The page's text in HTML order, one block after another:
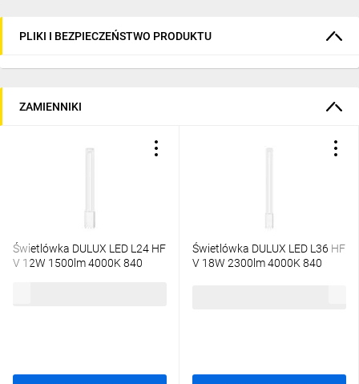
PLIKI I BEZPIECZEŃSTWO PRODUKTU
ZAMIENNIKI
Świetlówka DULUX LED L24 HF
V 12W 1500lm 4000K 840
Świetlówka DULUX LED L36 HF
V 18W 2300lm 4000K 840